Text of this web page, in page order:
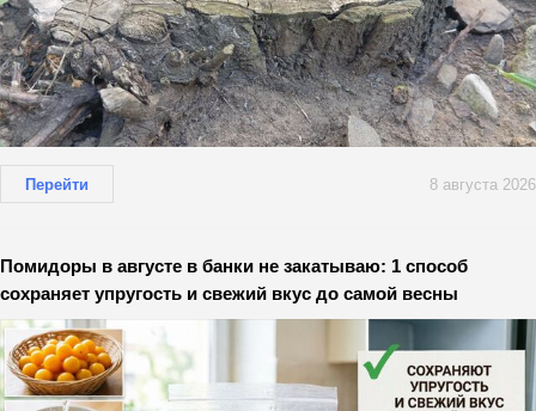
Перейти 8 августа 2026
Помидоры в августе в банки не закатываю: 1 способ
сохраняет упругость и свежий вкус до самой весны